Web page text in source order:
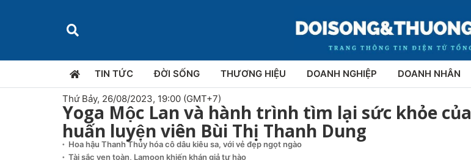
TIN TỨC ĐỜI SỐNG THƯƠNG HIỆU DOANH NGHIỆP DOANH NHÂN
Thứ Bảy, 26/08/2023, 19:00 (GMT+7)
Yoga Mộc Lan và hành trình tìm lại sức khỏe của
huấn luyện viên Bùi Thị Thanh Dung
Hoa hậu Thanh Thủy hóa cô dâu kiêu sa, với vẻ đẹp ngọt ngào
Tài sắc vẹn toàn, Lamoon khiến khán giả tự hào